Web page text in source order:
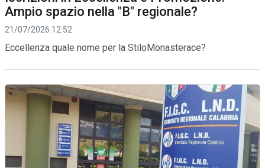
Ampio spazio nella "B" regionale?
21/07/2026 12:52
Eccellenza quale nome per la StiloMonasterace?